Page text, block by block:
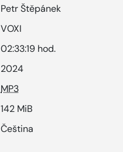
Petr Štěpánek
VOXI
02:33:19 hod.
2024
MP3
142 MiB
Čeština